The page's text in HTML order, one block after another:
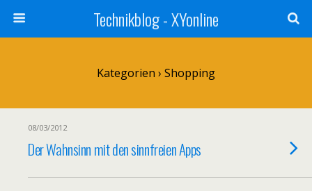
Technikblog - XYonline
Kategorien › Shopping
08/03/2012
Der Wahnsinn mit den sinnfreien Apps